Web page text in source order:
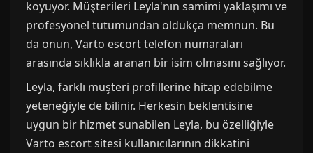
koyuyor. Müşterileri Leyla'nın samimi yaklaşımı ve
profesyonel tutumundan oldukça memnun. Bu
da onun, Varto escort telefon numaraları
arasında sıklıkla aranan bir isim olmasını sağlıyor.
Leyla, farklı müşteri profillerine hitap edebilme
yeteneğiyle de bilinir. Herkesin beklentisine
uygun bir hizmet sunabilen Leyla, bu özelliğiyle
Varto escort sitesi kullanıcılarının dikkatini